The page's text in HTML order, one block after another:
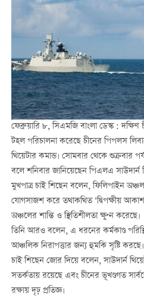
ফেব্রুয়ারি ৮, সিএমজি বাংলা ডেস্ক :
টহল পরিচালনা করেছে চীনের পিপলস
থিয়েটার কমান্ড। সোমবার থেকে শুক্রবার
বলে শনিবার জানিয়েছেন পিএলএ সাউদার্ন
মুখপাত্র চাই শিছেন বলেন, ফিলিপাইন
যোগসাজশ করে তথাকথিত ‘দ্বিপক্ষীয়
অঞ্চলের শান্তি ও স্থিতিশীলতা ক্ষুণ্ন করেছে।
তিনি আরও বলেন, এ ধরনের কর্মকাণ্ড
আঞ্চলিক নিরাপত্তার জন্য হুমকি সৃষ্টি করছে।
চাই শিছেন জোর দিয়ে বলেন, সাউদার্ন
সতর্কতায় রয়েছে এবং চীনের ভূখণ্ডগত
রক্ষায় দৃঢ় প্রতিজ্ঞ।